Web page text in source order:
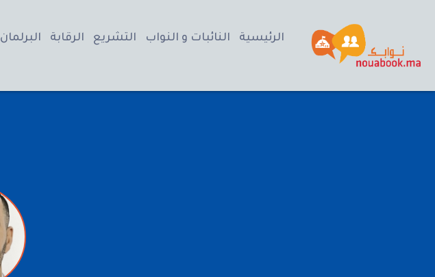
الرئيسية النائبات و النواب التشريع الرقابة البرلمان